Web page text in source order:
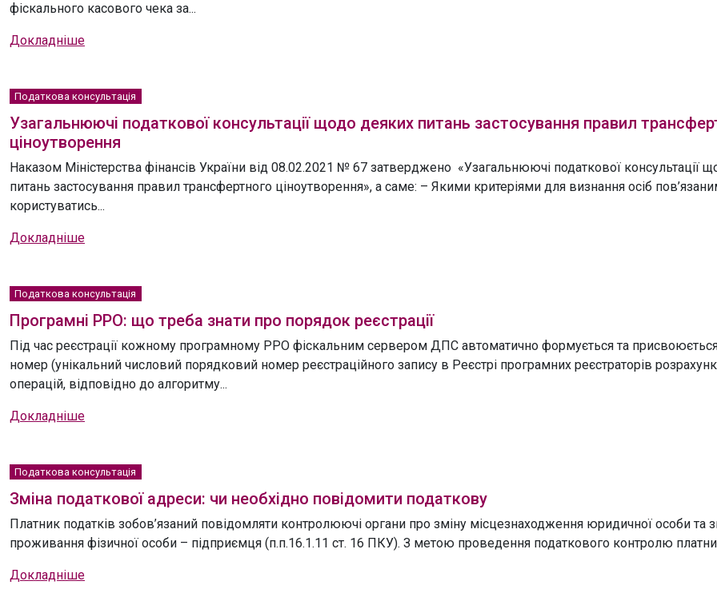
фіскального касового чека за...
Докладніше
Податкова консультація
Узагальнюючі податкової консультації щодо деяких питань застосування правил
ціноутворення
Наказом Міністерства фінансів України від 08.02.2021 № 67 затверджено «Узагальнюючі податкової консультації
питань застосування правил трансфертного ціноутворення», а саме: – Якими критеріями для визнання осіб
користуватись...
Докладніше
Податкова консультація
Програмні РРО: що треба знати про порядок реєстрації
Під час реєстрації кожному програмному РРО фіскальним сервером ДПС автоматично формується та
номер (унікальний числовий порядковий номер реєстраційного запису в Реєстрі програмних реєстраторів
операцій, відповідно до алгоритму...
Докладніше
Податкова консультація
Зміна податкової адреси: чи необхідно повідомити податкову
Платник податків зобов’язаний повідомляти контролюючі органи про зміну місцезнаходження юридичної особи та
проживання фізичної особи – підприємця (п.п.16.1.11 ст. 16 ПКУ). З метою проведення податкового контролю
Докладніше